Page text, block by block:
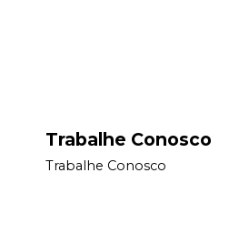
Trabalhe Conosco
Trabalhe Conosco